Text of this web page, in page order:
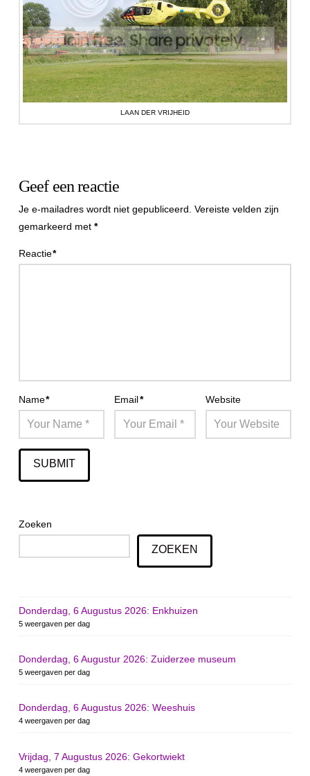
LAAN DER VRIJHEID
Geef een reactie
Je e-mailadres wordt niet gepubliceerd. Vereiste velden zijn
gemarkeerd met *
Reactie*
Name* Email* Website
Zoeken
ZOEKEN
Donderdag, 6 Augustus 2026: Enkhuizen
5 weergaven per dag
Donderdag, 6 Augustur 2026: Zuiderzee museum
5 weergaven per dag
Donderdag, 6 Augustus 2026: Weeshuis
4 weergaven per dag
Vrijdag, 7 Augustus 2026: Gekortwiekt
4 weergaven per dag